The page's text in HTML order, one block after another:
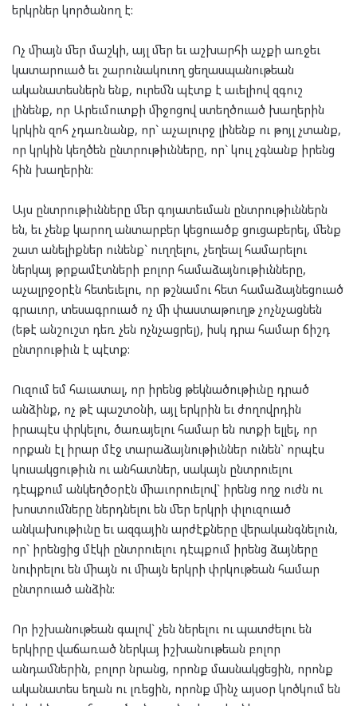
երկրներ կործանող է:
Ոչ միայն մեր մաշկի, այլ մեր եւ աշխարհի աչքի առջեւ
կատարուած եւ շարունակուող ցեղասպանութեան
ականատեսներն ենք, ուրեմն պէտք է աւելիով զգուշ
լինենք, որ Արեւմուտքի միջոցով ստեղծուած խաղերին
կրկին զոհ չդառնանք, որ` աչալուրջ լինենք ու թոյլ չտանք,
որ կրկին կեղծեն ընտրութիւնները, որ` կուլ չգնանք իրենց
հին խաղերին:
Այս ընտրութիւնները մեր գոյատեւման ընտրութիւններն
են, եւ չենք կարող անտարբեր կեցուածք ցուցաբերել, մենք
շատ անելիքներ ունենք` ուղղելու, չեղեալ համարելու
ներկայ թրքամէտների բոլոր համաձայնութիւնները,
աչալրջօրէն հետեւելու, որ թշնամու հետ համաձայնեցուած
գրաւոր, տեսագրուած ոչ մի փաստաթուղթ չոչնչացնեն
(եթէ անշուշտ դեռ չեն ոչնչացրել), իսկ դրա համար ճիշդ
ընտրութիւն է պէտք:
Ուզում եմ հաւատալ, որ իրենց թեկնածութիւնը դրած
անձինք, ոչ թէ պաշտօնի, այլ երկրին եւ ժողովրդին
իրապէս փրկելու, ծառայելու համար են ոտքի ելլել, որ
որքան էլ իրար մէջ տարաձայնութիւններ ունեն` որպէս
կուսակցութիւն ու անհատներ, սակայն ընտրուելու
դէպքում անկեղծօրէն միաւորուելով` իրենց ողջ ուժն ու
խոստումները ներդնելու են մեր երկրի փլուզուած
անկախութիւնը եւ ազգային արժէքները վերականգնելուն,
որ` իրենցից մէկի ընտրուելու դէպքում իրենց ձայները
նուիրելու են միայն ու միայն երկրի փրկութեան համար
ընտրուած անձին:
Որ իշխանութեան գալով` չեն ներելու ու պատժելու են
երկիրը վաճառած ներկայ իշխանութեան բոլոր
անդամներին, բոլոր նրանց, որոնք մասնակցեցին, որոնք
ականատես եղան ու լռեցին, որոնք մինչ այսօր կոծկում են